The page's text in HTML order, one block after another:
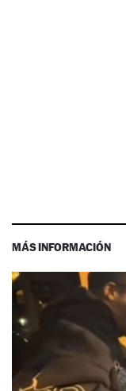
MÁS INFORMACIÓN